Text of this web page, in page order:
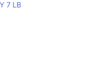
7 LB